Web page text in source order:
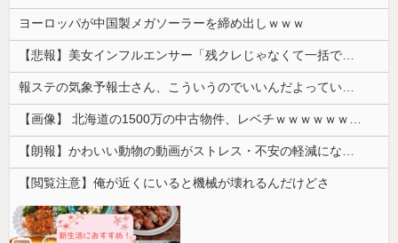
ヨーロッパが中国製メガソーラーを締め出しｗｗｗ
【悲報】美女インフルエンサー「残クレじゃなくて一括でアルファード買っちゃった」コミュノート「！？」ｼｭﾊﾞﾊﾞﾊﾞﾊﾞﾊﾞ
報ステの気象予報士さん、こういうのでいいんだよっていう横乳の張り
【画像】 北海道の1500万の中古物件、レベチｗｗｗｗｗｗｗｗｗｗｗｗｗｗｗｗｗｗｗｗ
【朗報】かわいい動物の動画がストレス・不安の軽減になる可能性。英大学の研究で実証
【閲覧注意】俺が近くにいると機械が壊れるんだけどさ